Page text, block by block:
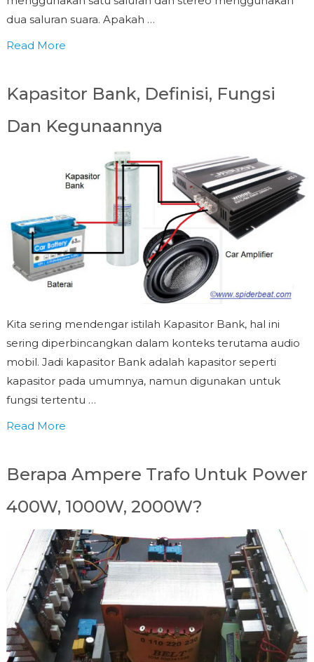
dua saluran suara. Apakah …
Read More
Kapasitor Bank, Definisi, Fungsi
Dan Kegunaannya
Kita sering mendengar istilah Kapasitor Bank, hal ini
sering diperbincangkan dalam konteks terutama audio
mobil. Jadi kapasitor Bank adalah kapasitor seperti
kapasitor pada umumnya, namun digunakan untuk
fungsi tertentu …
Read More
Berapa Ampere Trafo Untuk Power
400W, 1000W, 2000W?